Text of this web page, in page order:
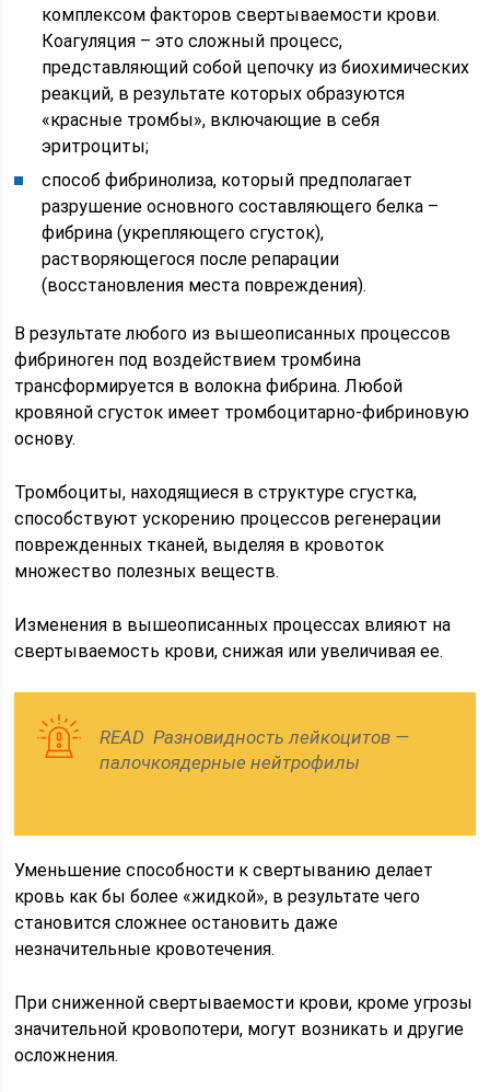
комплексом факторов свертываемости крови.
Коагуляция – это сложный процесс,
представляющий собой цепочку из биохимических
реакций, в результате которых образуются
«красные тромбы», включающие в себя
эритроциты;
способ фибринолиза, который предполагает
разрушение основного составляющего белка –
фибрина (укрепляющего сгусток),
растворяющегося после репарации
(восстановления места повреждения).
В результате любого из вышеописанных процессов
фибриноген под воздействием тромбина
трансформируется в волокна фибрина. Любой
кровяной сгусток имеет тромбоцитарно-фибриновую
основу.
Тромбоциты, находящиеся в структуре сгустка,
способствуют ускорению процессов регенерации
поврежденных тканей, выделяя в кровоток
множество полезных веществ.
Изменения в вышеописанных процессах влияют на
свертываемость крови, снижая или увеличивая ее.
READ Разновидность лейкоцитов —
палочкоядерные нейтрофилы
Уменьшение способности к свертыванию делает
кровь как бы более «жидкой», в результате чего
становится сложнее остановить даже
незначительные кровотечения.
При сниженной свертываемости крови, кроме угрозы
значительной кровопотери, могут возникать и другие
осложнения.